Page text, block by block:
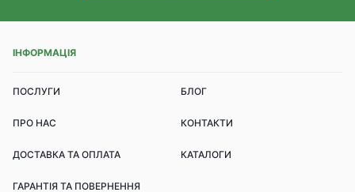
ІНФОРМАЦІЯ
ПОСЛУГИ БЛОГ
ПРО НАС КОНТАКТИ
ДОСТАВКА ТА ОПЛАТА КАТАЛОГИ
ГАРАНТІЯ ТА ПОВЕРНЕННЯ